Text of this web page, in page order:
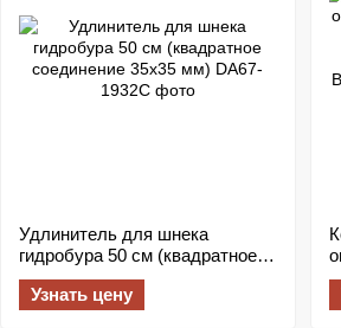
Удлинитель для шнека
гидробура 50 см (квадратное
соединение 35х35 мм)
Узнать цену